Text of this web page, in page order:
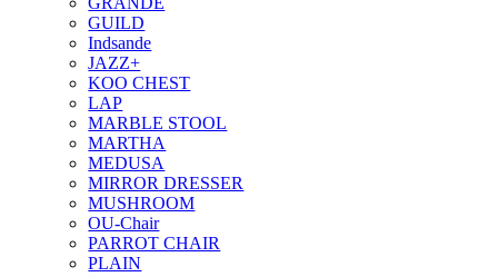
GUILD
Indsande
JAZZ+
KOO CHEST
LAP
MARBLE STOOL
MARTHA
MEDUSA
MIRROR DRESSER
MUSHROOM
OU-Chair
PARROT CHAIR
PLAIN